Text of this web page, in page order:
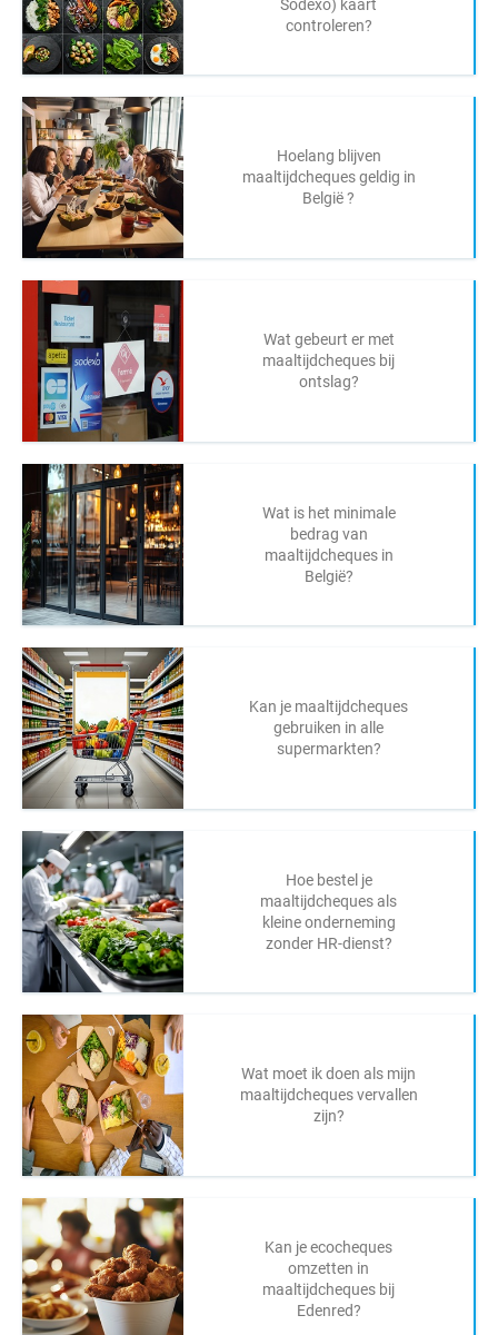
Sodexo) kaart
controleren?
Hoelang blijven
maaltijdcheques geldig in
België ?
Wat gebeurt er met
maaltijdcheques bij
ontslag?
Wat is het minimale
bedrag van
maaltijdcheques in
België?
Kan je maaltijdcheques
gebruiken in alle
supermarkten?
Hoe bestel je
maaltijdcheques als
kleine onderneming
zonder HR-dienst?
Wat moet ik doen als mijn
maaltijdcheques vervallen
zijn?
Kan je ecocheques
omzetten in
maaltijdcheques bij
Edenred?